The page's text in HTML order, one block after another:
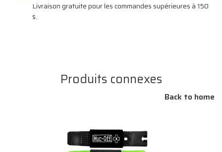
Livraison gratuite pour les commandes supérieures à 150
$.
Produits connexes
Back to home